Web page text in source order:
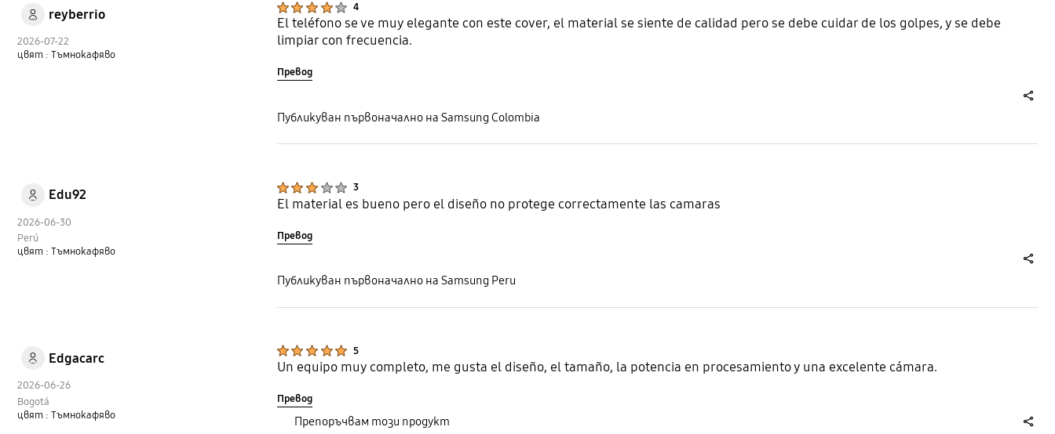
reyberrio
2026-07-22
цвят : Тъмнокафяво
4
El teléfono se ve muy elegante con este cover, el material se siente de calidad pero se debe cuidar de los golpes, y se debe
limpiar con frecuencia.
Превод
Публикуван първоначално на Samsung Colombia
Edu92
2026-06-30
Perú
цвят : Тъмнокафяво
3
El material es bueno pero el diseño no protege correctamente las camaras
Превод
Публикуван първоначално на Samsung Peru
Edgacarc
2026-06-26
Bogotá
цвят : Тъмнокафяво
5
Un equipo muy completo, me gusta el diseño, el tamaño, la potencia en procesamiento y una excelente cámara.
Превод
Препоръчвам този продукт